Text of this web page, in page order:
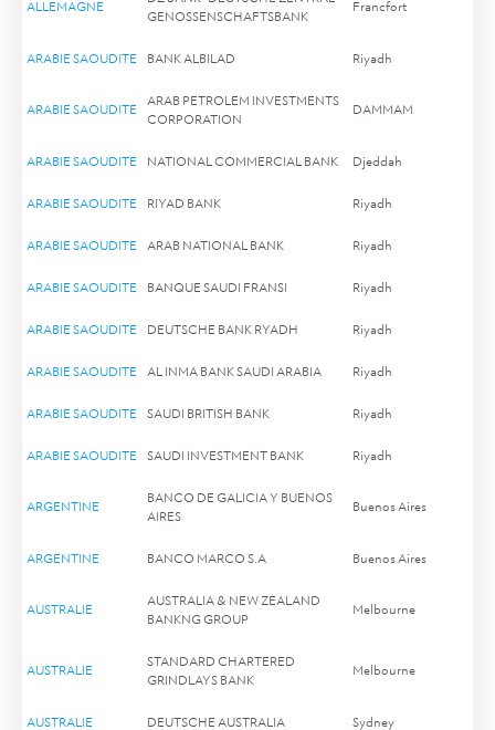
ALLEMAGNE
GENOSSENSCHAFTSBANK
Francfort
ARABIE SAOUDITE BANK ALBILAD Riyadh
ARABIE SAOUDITE
ARAB PETROLEM INVESTMENTS
CORPORATION
DAMMAM
ARABIE SAOUDITE NATIONAL COMMERCIAL BANK Djeddah
ARABIE SAOUDITE RIYAD BANK Riyadh
ARABIE SAOUDITE ARAB NATIONAL BANK Riyadh
ARABIE SAOUDITE BANQUE SAUDI FRANSI Riyadh
ARABIE SAOUDITE DEUTSCHE BANK RYADH Riyadh
ARABIE SAOUDITE AL INMA BANK SAUDI ARABIA Riyadh
ARABIE SAOUDITE SAUDI BRITISH BANK Riyadh
ARABIE SAOUDITE SAUDI INVESTMENT BANK Riyadh
ARGENTINE
BANCO DE GALICIA Y BUENOS
AIRES
Buenos Aires
ARGENTINE BANCO MARCO S.A Buenos Aires
AUSTRALIE
AUSTRALIA & NEW ZEALAND
BANKNG GROUP
Melbourne
AUSTRALIE
STANDARD CHARTERED
GRINDLAYS BANK
Melbourne
AUSTRALIE DEUTSCHE AUSTRALIA Sydney